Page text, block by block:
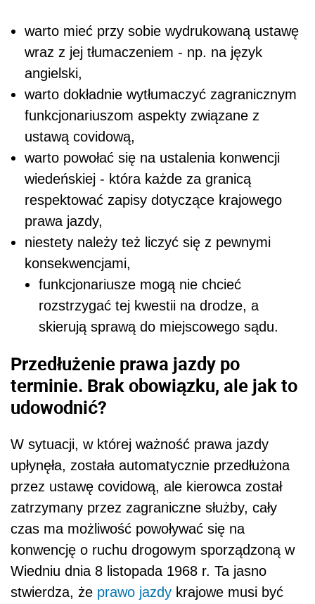
warto mieć przy sobie wydrukowaną ustawę
wraz z jej tłumaczeniem - np. na język
angielski,
warto dokładnie wytłumaczyć zagranicznym
funkcjonariuszom aspekty związane z
ustawą covidową,
warto powołać się na ustalenia konwencji
wiedeńskiej - która każde za granicą
respektować zapisy dotyczące krajowego
prawa jazdy,
niestety należy też liczyć się z pewnymi
konsekwencjami,
funkcjonariusze mogą nie chcieć
rozstrzygać tej kwestii na drodze, a
skierują sprawą do miejscowego sądu.
Przedłużenie prawa jazdy po
terminie. Brak obowiązku, ale jak to
udowodnić?
W sytuacji, w której ważność prawa jazdy
upłynęła, została automatycznie przedłużona
przez ustawę covidową, ale kierowca został
zatrzymany przez zagraniczne służby, cały
czas ma możliwość powoływać się na
konwencję o ruchu drogowym sporządzoną w
Wiedniu dnia 8 listopada 1968 r. Ta jasno
stwierdza, że prawo jazdy krajowe musi być